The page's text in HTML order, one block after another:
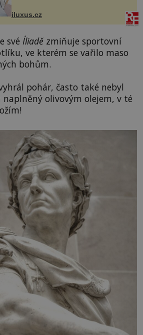
budov Media...
iluxus.cz
své Íliadě zmiňuje sportovní
ve kterém se vařilo maso
bohům.
pohár, často také nebyl
olivovým olejem, v té